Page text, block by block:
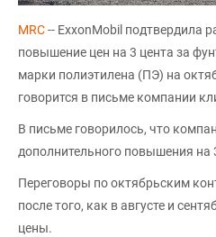
MRC-- ExxonMobil подтвердила
повышение цен на 3 цента за
марки полиэтилена (ПЭ) на
говорится в письме компании
В письме говорилось, что
дополнительного повышения на
Переговоры по октябрьским
после того, как в августе и
цены.